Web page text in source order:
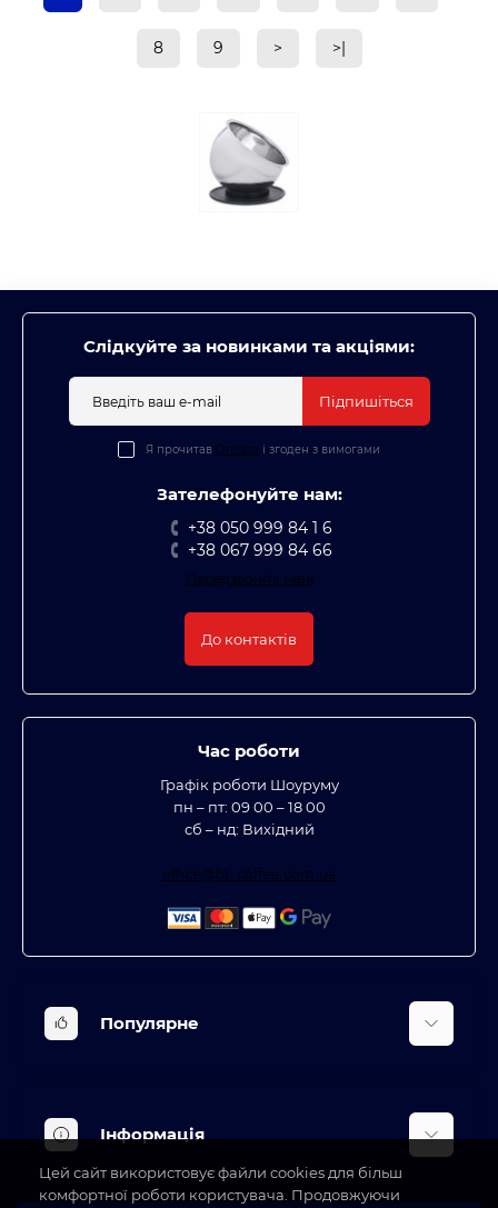
8 9 > >|
Слідкуйте за новинками та акціями:
Підпишіться
Я прочитав Оплата і згоден з вимогами
Зателефонуйте нам:
+38 050 999 84 1 6
+38 067 999 84 66
Передзвоніть мені
До контактів
Час роботи
Графік роботи Шоуруму
пн – пт: 09 00 – 18 00
сб – нд: Вихідний
office@bt-coffee.com.ua
Популярне
Кліматична техніка
Аксесуари та насадки
Будинок, сад, город
Інформація
Доставка
Цей сайт використовує файли cookies для більш
комфортної роботи користувача. Продовжуючи